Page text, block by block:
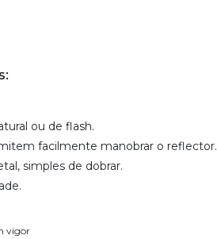
ou de flash.
facilmente manobrar o reflector.
simples de dobrar.
vigor